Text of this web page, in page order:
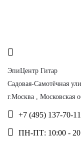
ЭпиЦентр Гитар
Садовая-Самотёчная
г.Москва
Московская
+7 (495) 137-70-11
ПН-ПТ: 10:00 -